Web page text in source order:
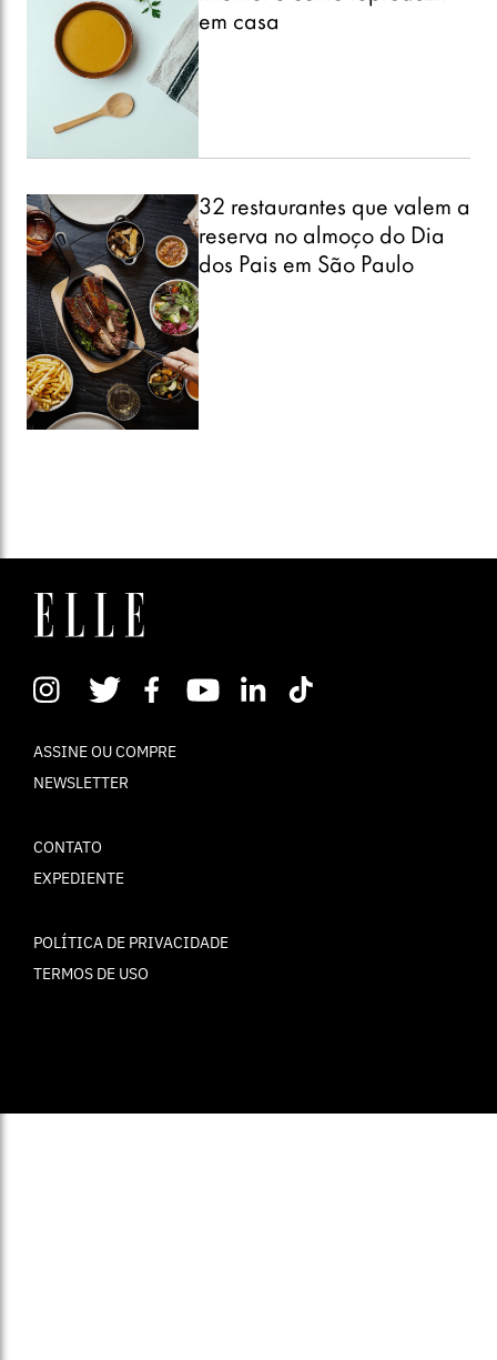
em casa
32 restaurantes que valem a
reserva no almoço do Dia
dos Pais em São Paulo
ASSINE OU COMPRE
NEWSLETTER
CONTATO
EXPEDIENTE
POLÍTICA DE PRIVACIDADE
TERMOS DE USO